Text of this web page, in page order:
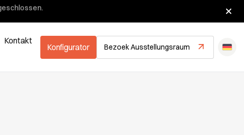
Kontakt
Konfigurator Bezoek Ausstellungsraum